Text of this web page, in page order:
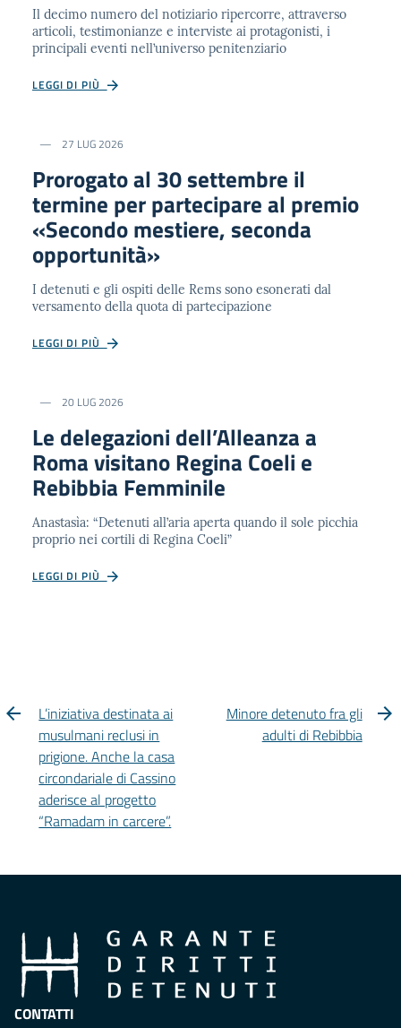
Il decimo numero del notiziario ripercorre, attraverso
articoli, testimonianze e interviste ai protagonisti, i
principali eventi nell’universo penitenziario
LEGGI DI PIÙ
27 LUG 2026
Prorogato al 30 settembre il
termine per partecipare al premio
«Secondo mestiere, seconda
opportunità»
I detenuti e gli ospiti delle Rems sono esonerati dal
versamento della quota di partecipazione
LEGGI DI PIÙ
20 LUG 2026
Le delegazioni dell’Alleanza a
Roma visitano Regina Coeli e
Rebibbia Femminile
Anastasìa: “Detenuti all’aria aperta quando il sole picchia
proprio nei cortili di Regina Coeli”
LEGGI DI PIÙ
L’iniziativa destinata ai
musulmani reclusi in
prigione. Anche la casa
circondariale di Cassino
aderisce al progetto
“Ramadam in carcere”.
Minore detenuto fra gli
adulti di Rebibbia
CONTATTI